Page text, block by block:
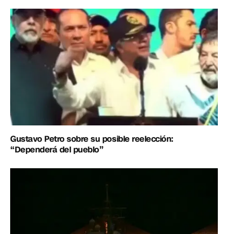
Gustavo Petro sobre su posible reelección:
“Dependerá del pueblo”